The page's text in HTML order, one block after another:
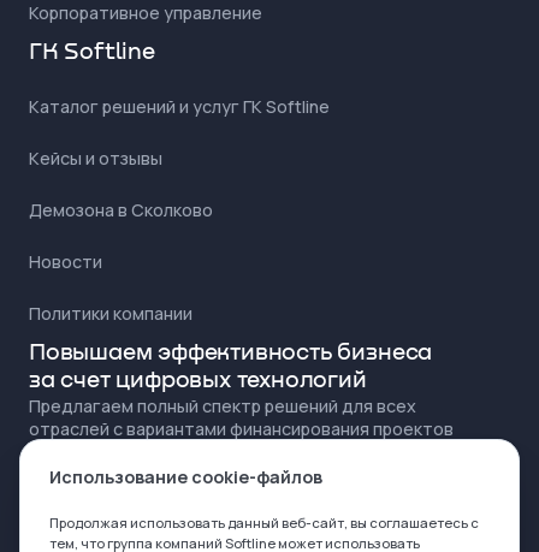
Использование cookie-файлов
Продолжая использовать данный веб-сайт, вы соглашаетесь с
тем, что группа компаний Softline можетиспользовать
Корпоративное управление
ГК Softline
Каталог решений и услуг ГК Softline
Кейсы и отзывы
Демозона в Сколково
Новости
Политики компании
Повышаем эффективность бизнеса
за счет цифровых технологий
Предлагаем полный спектр решений для всех
отраслей с вариантами финансирования проектов
для любого бюджета